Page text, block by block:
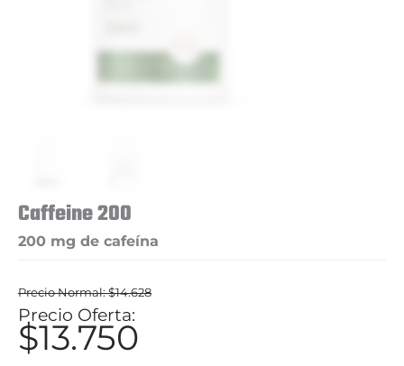
Caffeine 200
200 mg de cafeína
$14.628
El
precio
$13.750